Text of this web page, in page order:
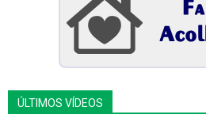
ÚLTIMOS VÍDEOS